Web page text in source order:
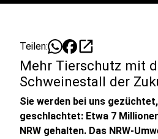
Teilen: open_in_new
Mehr Tierschutz mit
Schweinestall der
Sie werden bei uns
geschlachtet: Etwa 7
NRW gehalten. Das NRW-